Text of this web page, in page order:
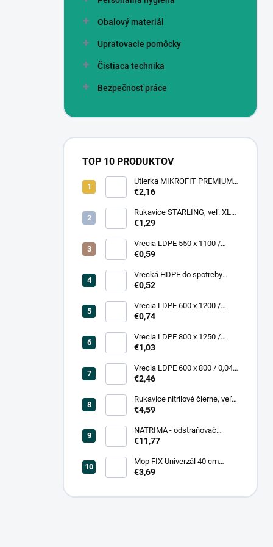
Obalový materiál
Upratovacie pomôcky
Čistiaca technika
Bezpečnosť práce
TOP 10 PRODUKTOV
Utierka MIKROFIT PREMIUM
920 40x40 cm, 305 gr./m2
€2,16
Rukavice STARLING, veľ. XL
(12 pár = bal)
€1,29
Vrecia LDPE 550 x 1100 /
0,13,1A, číra
€0,59
Vrecká HDPE do spotreby
300x400/0,007, číre, (50 ks =
€0,52
Vrecia LDPE 600 x 1200 /
0,200, transparent (25 ks)
€0,74
Vrecia LDPE 800 x 1250 /
0,20, čierna (25 ks = bal)
€1,03
Vrecia LDPE 600 x 800 / 0,04,
biele (25 ks = rol)
€2,46
Rukavice nitrilové čierne, veľ.
L (100 ks = box)
€4,59
NATRIMA - odstraňovač
starých náterov (0,75 L = bal)
€11,77
Mop FIX Univerzál 40 cm
bavlnený Fmix
€3,69